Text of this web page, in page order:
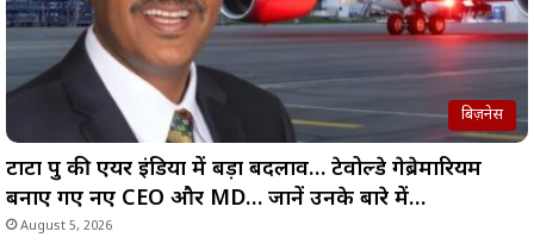
बिज़नेस
टाटा ग्रुप की एयर इंडिया में बड़ा बदलाव… टेवोल्डे गेब्रेमारियम
बनाए गए नए CEO और MD… जानें उनके बारे में…
August 5, 2026